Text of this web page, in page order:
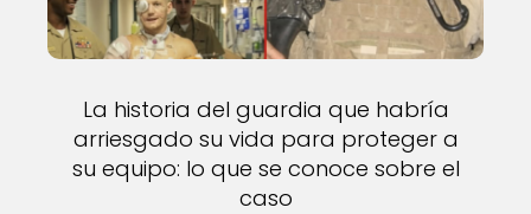
La historia del guardia que habría
arriesgado su vida para proteger a
su equipo: lo que se conoce sobre el
caso